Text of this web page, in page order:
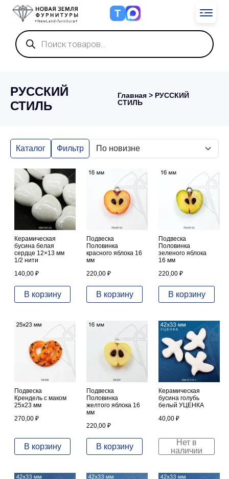
Т
Поиск
товаров
Главная> РУССКИЙ
СТИЛЬ
РУССКИЙ
СТИЛЬ
Каталог Фильтр
Керамическая
бусина белая
сердце 12×13 мм
1/2 нити
140,00 ₽
В корзину
Подвеска
Половинка
красного яблока 16
мм
220,00 ₽
В корзину
Подвеска
Половинка
зеленого яблока
16 мм
220,00 ₽
В корзину
Подвеска
Крендель с маком
25х23 мм
270,00 ₽
В корзину
Подвеска
Половинка
желтого яблока 16
мм
220,00 ₽
В корзину
Керамическая
бусина голубь
белый УЦЕНКА
40,00 ₽
Нет в
наличии